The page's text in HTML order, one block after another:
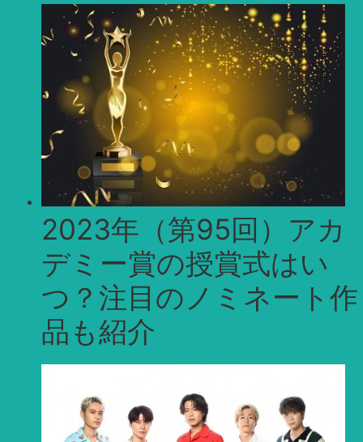
2023年（第95回）アカ
デミー賞の授賞式はい
つ？注目のノミネート作
品も紹介